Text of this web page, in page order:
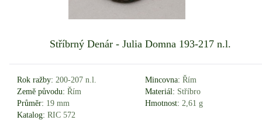
Stříbrný Denár - Julia Domna 193-217 n.l.
Rok ražby: 200-207 n.l. Mincovna: Řím
Země původu: Řím Materiál: Stříbro
Průměr: 19 mm Hmotnost: 2,61 g
Katalog: RIC 572